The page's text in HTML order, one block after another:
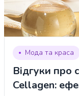
Мода та краса
Відгуки про
Cellagen: